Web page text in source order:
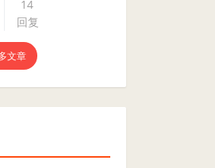
14
回复
文章